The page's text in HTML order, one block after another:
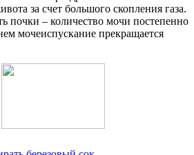
за счет большого скопления газа.
почки – количество мочи постепенно
мочеиспускание прекращается